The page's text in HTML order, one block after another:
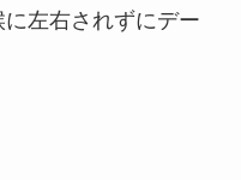
左右されずにデー